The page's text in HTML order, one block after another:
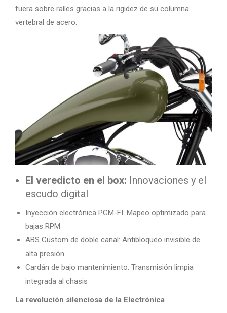
fuera sobre raíles gracias a la rigidez de su columna
vertebral de acero.
El veredicto en el box: Innovaciones y el
escudo digital
Inyección electrónica PGM-FI: Mapeo optimizado para
bajas RPM
ABS Custom de doble canal: Antibloqueo invisible de
alta presión
Cardán de bajo mantenimiento: Transmisión limpia
integrada al chasis
La revolución silenciosa de la Electrónica